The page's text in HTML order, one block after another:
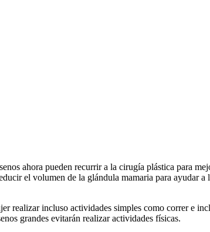
ahora pueden recurrir a la cirugía plástica para
el volumen de la glándula mamaria para ayudar
realizar incluso actividades simples como correr e
grandes evitarán realizar actividades físicas.